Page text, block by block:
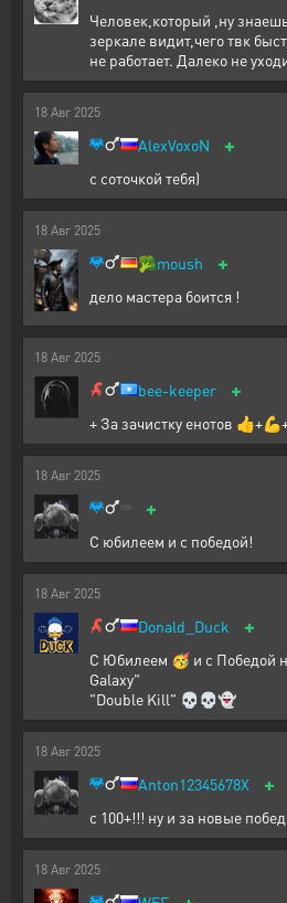
Человек,который ,ну
зеркале видит,чего твк
не работает. Далеко не
18 Авг 2025
AlexVoxoN +
с соточкой тебя)
18 Авг 2025
🥦moush +
дело мастера боится !
18 Авг 2025
bee-keeper +
+ За зачистку енотов
18 Авг 2025
+
С юбилеем и с победой!
18 Авг 2025
Donald_Duck +
С Юбилеем 🥳 и с Победой
Galaxy"
"Double Kill" 💀💀👻
18 Авг 2025
Anton12345678X +
с 100+!!! ну и за новые
18 Авг 2025